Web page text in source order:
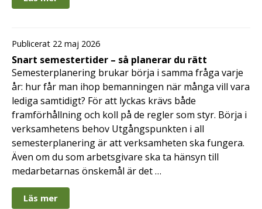
Publicerat 22 maj 2026
Snart semestertider – så planerar du rätt
Semesterplanering brukar börja i samma fråga varje
år: hur får man ihop bemanningen när många vill vara
lediga samtidigt? För att lyckas krävs både
framförhållning och koll på de regler som styr. Börja i
verksamhetens behov Utgångspunkten i all
semesterplanering är att verksamheten ska fungera.
Även om du som arbetsgivare ska ta hänsyn till
medarbetarnas önskemål är det …
Läs mer